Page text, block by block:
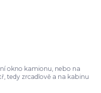
okno kamionu, nebo na
tedy zrcadlově a na kabinu